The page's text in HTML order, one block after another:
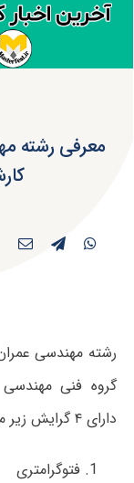
معرفی رشته
گروه فنی
دارای ۴ گرایش زیر می باشد.
فتوگرامتری